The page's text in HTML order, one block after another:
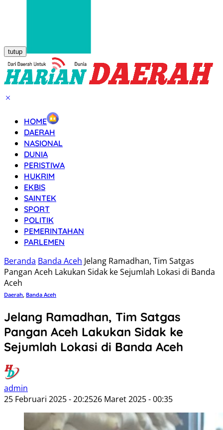
tutup
HOME
DAERAH
NASIONAL
DUNIA
PERISTIWA
HUKRIM
EKBIS
SAINTEK
SPORT
POLITIK
PEMERINTAHAN
PARLEMEN
Beranda Banda Aceh Jelang Ramadhan, Tim Satgas
Pangan Aceh Lakukan Sidak ke Sejumlah Lokasi di Banda
Aceh
Daerah, Banda Aceh
Jelang Ramadhan, Tim Satgas
Pangan Aceh Lakukan Sidak ke
Sejumlah Lokasi di Banda Aceh
admin
25 Februari 2025 - 20:2526 Maret 2025 - 00:35